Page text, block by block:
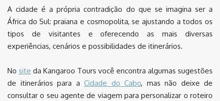
A cidade é a própria contradição do que se imagina ser a
África do Sul: praiana e cosmopolita, se ajustando a todos os
tipos de visitantes e oferecendo as mais diversas
experiências, cenários e possibilidades de itinerários.
No site da Kangaroo Tours você encontra algumas sugestões
de itinerários para a Cidade do Cabo, mas não deixe de
consultar o seu agente de viagem para personalizar o roteiro